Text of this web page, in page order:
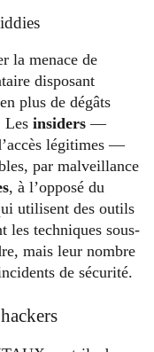
la menace de
disposant
plus de dégâts
Les insiders —
légitimes —
par malveillance
, à l’opposé du
utilisent des outils
les techniques sous-
mais leur nombre
de sécurité.